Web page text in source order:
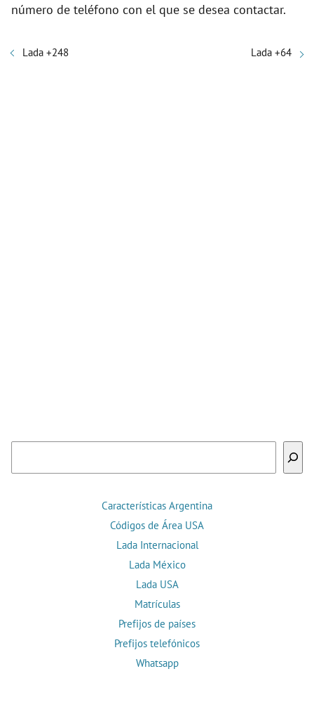
número de teléfono con el que se desea contactar.
Lada +248 Lada +64
Características Argentina
Códigos de Área USA
Lada Internacional
Lada México
Lada USA
Matrículas
Prefijos de países
Prefijos telefónicos
Whatsapp